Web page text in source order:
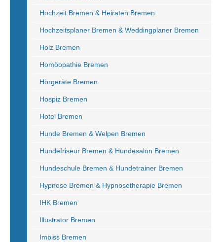
Hochzeit Bremen & Heiraten Bremen
Hochzeitsplaner Bremen & Weddingplaner Bremen
Holz Bremen
Homöopathie Bremen
Hörgeräte Bremen
Hospiz Bremen
Hotel Bremen
Hunde Bremen & Welpen Bremen
Hundefriseur Bremen & Hundesalon Bremen
Hundeschule Bremen & Hundetrainer Bremen
Hypnose Bremen & Hypnosetherapie Bremen
IHK Bremen
Illustrator Bremen
Imbiss Bremen